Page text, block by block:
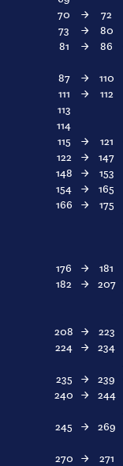
70
→ 72
73
→ 80
81
→ 86
87 → 110
111
→ 112
113
114
115
→ 121
122
→ 147
148 → 153
154 → 165
166 → 175
176
→ 181
182 → 207
208 → 223
224 → 234
235 → 239
240 → 244
245 → 269
270 → 271